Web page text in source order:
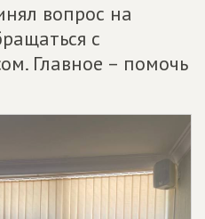
вопрос на
с
Главное – помочь